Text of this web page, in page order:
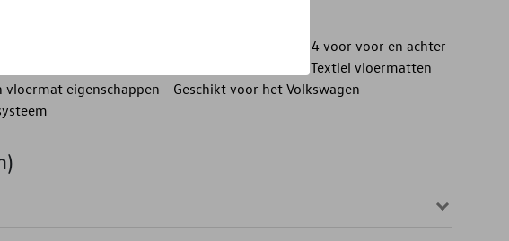
originele "Optimat" textiel vloermatten - Set van 4 voor voor en achter
- Maatwerk en antislip - Duurzaam - Textiel vloermatten
eigenschappen - Geschikt voor het Volkswagen